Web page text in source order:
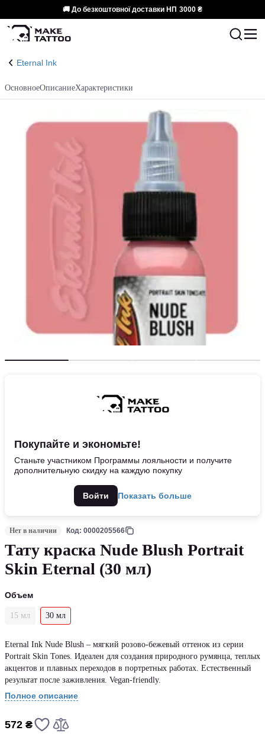
🚚 До безкоштовної доставки НП 3000 ₴
Eternal Ink
ОсновноеОписаниеХарактеристики
Покупайте и экономьте!
Станьте участником Программы лояльности и получите
дополнительную скидку на каждую покупку
Войти Показать больше
Нет в наличии Код: 0000205566
Тату краска Nude Blush Portrait
Skin Eternal (30 мл)
Объем
15 мл 30 мл
Eternal Ink Nude Blush – мягкий розово-бежевый оттенок из серии
Portrait Skin Tones. Идеален для создания природного румянца, теплых
акцентов и плавных переходов в портретных работах. Естественный
результат после заживления. Vegan-friendly.
Полное описание
572 ₴